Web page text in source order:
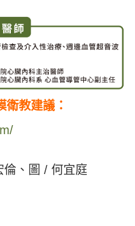
衛教建議：
、圖 / 何宜庭